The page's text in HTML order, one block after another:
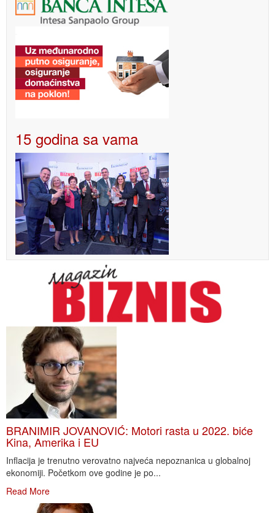
15 godina sa vama
BRANIMIR JOVANOVIĆ: Motori rasta u 2022. biće
Kina, Amerika i EU
Inflacija je trenutno verovatno najveća nepoznanica u globalnoj
ekonomiji. Početkom ove godine je po...
Read More